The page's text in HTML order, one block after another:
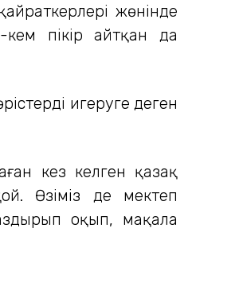
жөнінде
пікір айтқан да
игеруге деген
кез келген қазақ
Өзіміз де мектеп
оқып, мақала